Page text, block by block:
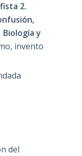
2.
y
invento
del